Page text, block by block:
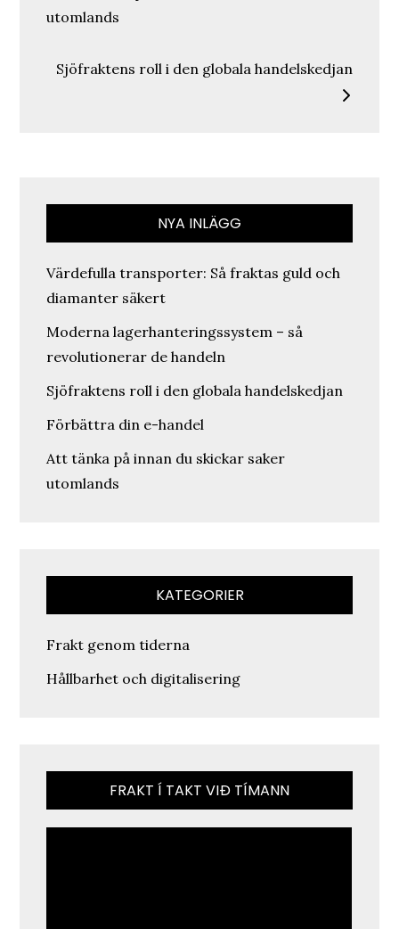
utomlands
Sjöfraktens roll i den globala handelskedjan
NYA INLÄGG
Värdefulla transporter: Så fraktas guld och
diamanter säkert
Moderna lagerhanteringssystem – så
revolutionerar de handeln
Sjöfraktens roll i den globala handelskedjan
Förbättra din e-handel
Att tänka på innan du skickar saker
utomlands
KATEGORIER
Frakt genom tiderna
Hållbarhet och digitalisering
FRAKT Í TAKT VIÐ TÍMANN